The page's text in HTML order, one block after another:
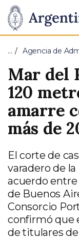
Presidencia
de
la
Nación
Pasar al
… Agencia de
Mar del
120
amarre
más de
El corte de
varadero de
acuerdo
de Buenos
Consorcio
confirmó que
de titulares